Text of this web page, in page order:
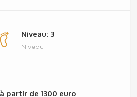
Niveau: 3
Niveau
à partir de 1300 euro